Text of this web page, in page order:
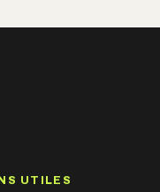
UTILES